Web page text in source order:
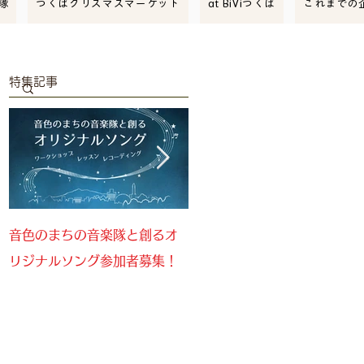
つくばクリスマスマーケット at BiViつくば これまでの
特集記事
音色のまちの音楽隊と創るオ
リジナルソング参加者募集！